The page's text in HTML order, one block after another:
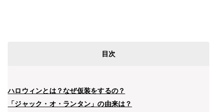
目次
ハロウィンとは？なぜ仮装をするの？
「ジャック・オ・ランタン」の由来は？